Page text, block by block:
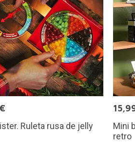
Ruleta rusa de jelly
Mini
retro